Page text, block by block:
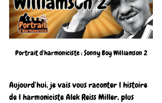
Portrait d'harmoniciste : Sonny Boy Williamson 2
Aujourd'hui, je vais vous raconter l histoire
de l harmoniciste Alek Reiss Miller, plus